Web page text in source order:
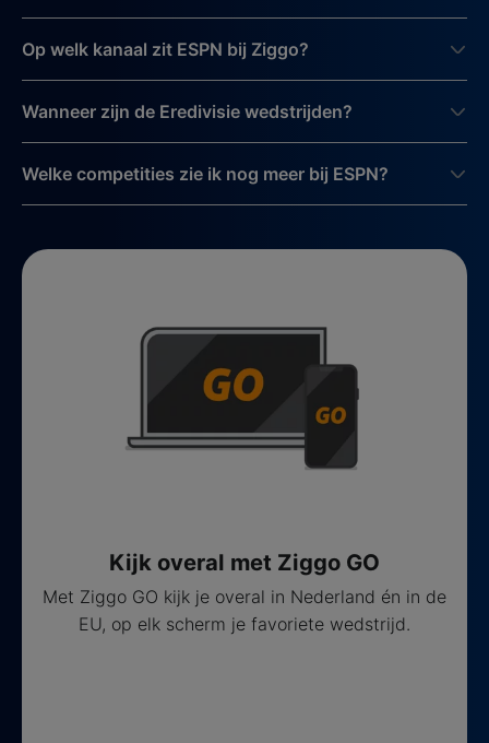
Op welk kanaal zit ESPN bij Ziggo?
Wanneer zijn de Eredivisie wedstrijden?
Welke competities zie ik nog meer bij ESPN?
Kijk overal met Ziggo GO
Met Ziggo GO kijk je overal in Nederland én in de
EU, op elk scherm je favoriete wedstrijd.